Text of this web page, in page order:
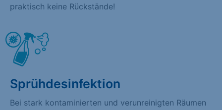
praktisch keine Rückstände!
Sprühdesinfektion
Bei stark kontaminierten und verunreinigten Räumen